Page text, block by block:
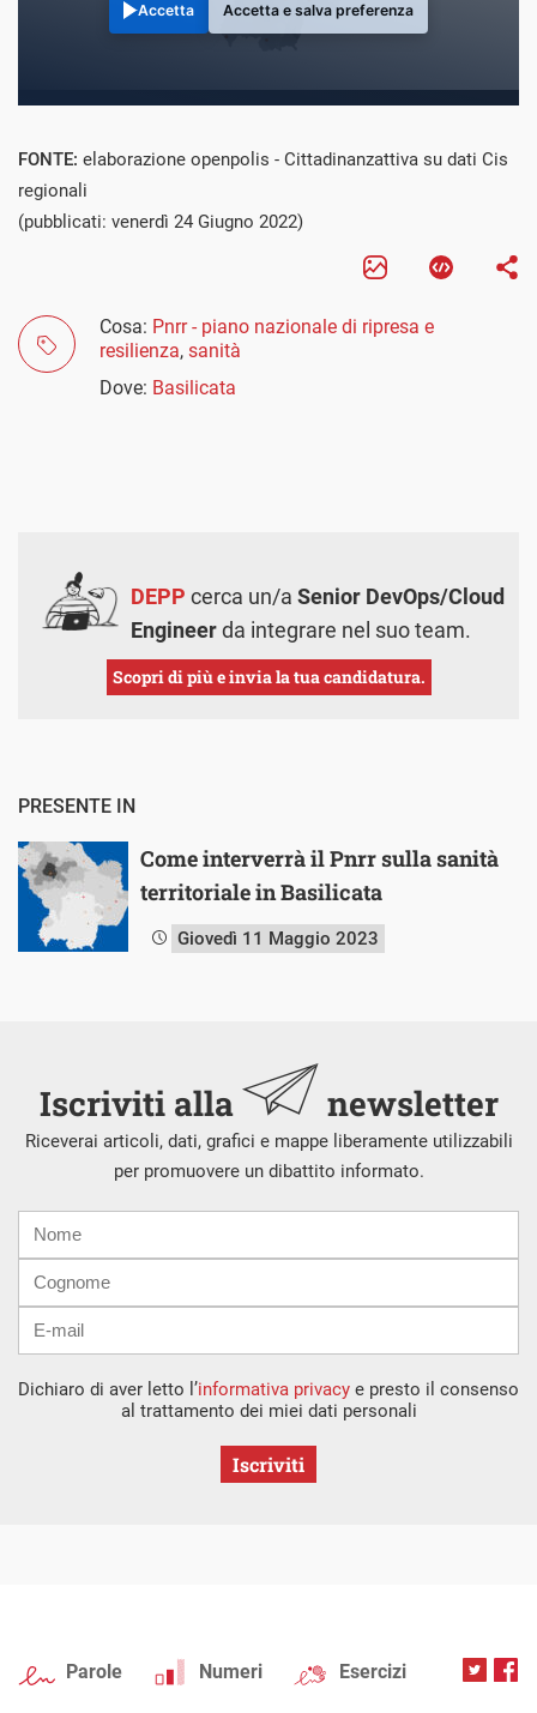
Accetta Accetta e salva preferenza
FONTE: elaborazione openpolis - Cittadinanzattiva su dati Cis
regionali
(pubblicati: venerdì 24 Giugno 2022)
Cosa: Pnrr - piano nazionale di ripresa e
resilienza, sanità
Dove: Basilicata
DEPP cerca un/a Senior DevOps/Cloud
Engineerda integrare nel suo team.
Scopri di più e invia la tua candidatura.
PRESENTE IN
Come interverrà il Pnrr sulla sanità
territoriale in Basilicata
Giovedì 11 Maggio 2023
Iscriviti alla newsletter
Riceverai articoli, dati, grafici e mappe liberamente utilizzabili
per promuovere un dibattito informato.
mail
Dichiaro di aver letto l’informativa privacy e presto il consenso
al trattamento dei miei dati personali
Iscriviti
Parole Numeri Esercizi